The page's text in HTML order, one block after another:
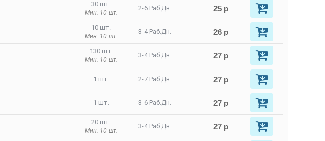
30 шт.
Мин. 10 шт.
2-6 Раб.Дн. 25 р
10 шт.
Мин. 10 шт.
3-4 Раб.Дн. 26 р
130 шт.
Мин. 10 шт.
3-4 Раб.Дн. 27 р
1 шт. 2-7 Раб.Дн. 27 р
1 шт. 3-6 Раб.Дн. 27 р
20 шт.
Мин. 10 шт.
3-4 Раб.Дн. 27 р